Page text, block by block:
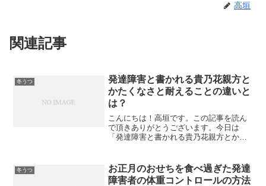
高垣
関連記事
冬うつ
発達障害と書かれる貴乃花親方と
かたくなさと耐えることの違いと
は？
こんにちは！高垣です。この記事を読ん
で頂きありがとうございます。今日は
「発達障害と書かれる貴乃花親方とかた
ます。発達障害は何が困る？発達障害は
いつも「関係性がうまく行か...
冬うつ
お正月のおせちを食べ過ぎた発達
障害者の体重コントロールの方法